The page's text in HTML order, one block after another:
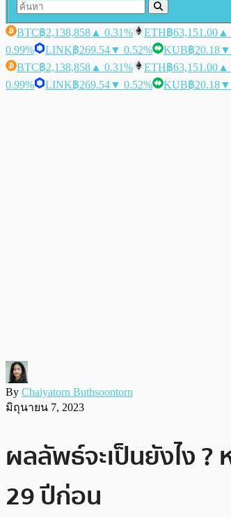
BTC฿2,138,858 ▲ 0.31% ETH฿63,151.00 ▲
0.99%
LINK฿269.54▼ 0.52% KUB฿20.18▼
BTC฿2,138,858 ▲ 0.31% ETH฿63,151.00 ▲
0.99%
LINK฿269.54▼ 0.52% KUB฿20.18▼
By Chaiyatorn Buthsoontorn
มิถุนายน 7, 2023
ผลลัพธ์จะเป็นยังไง
29 ปีก่อน